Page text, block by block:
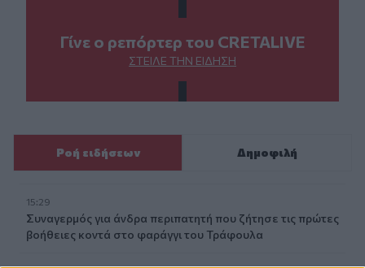
Γίνε ο ρεπόρτερ του CRETALIVE
ΣΤΕΊΛΕ ΤΗΝ ΕΊΔΗΣΗ
Ροή ειδήσεων Δημοφιλή
15:29
Συναγερμός για άνδρα περιπατητή που ζήτησε τις πρώτες
βοήθειες κοντά στο φαράγγι του Τράφουλα